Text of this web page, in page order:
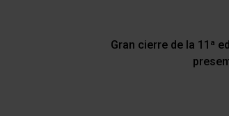
Gran cierre de la 11ª